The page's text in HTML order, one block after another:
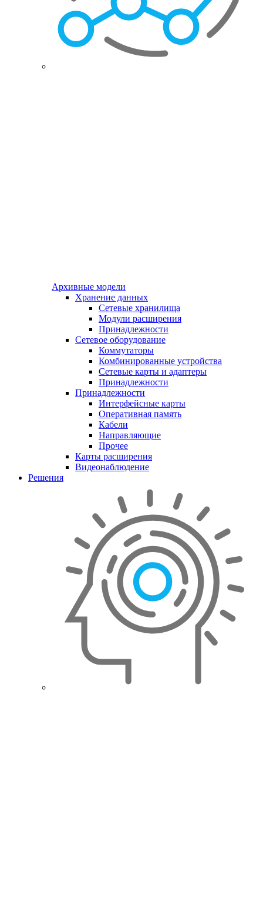
Архивные модели
Хранение данных
Сетевые хранилища
Модули расширения
Принадлежности
Сетевое оборудование
Коммутаторы
Комбинированные устройства
Сетевые карты и адаптеры
Принадлежности
Принадлежности
Интерфейсные карты
Оперативная память
Кабели
Направляющие
Прочее
Карты расширения
Видеонаблюдение
Решения